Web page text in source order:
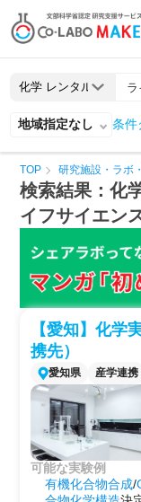
地域指定なし 条件
TOP 研究施設・ラボ
検索結果：化
イフサイエン
【愛知】化学
携先）
愛知県 産学連携
可能な実験例
有機化合物合成/